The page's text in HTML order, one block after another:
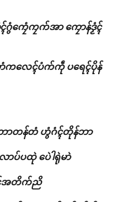
ဂွံကၠေံကၠက်အာ ကၠောန်ဒၟံၚ်
ာံကလေၚ်ပံက်ကဵု ပရေၚ်ပိုန်
တန်တံ ဟွံဂံၚ်တိုန်ဘာ
ပ်ပထုဲ ပေဲါရုဲမာဲ
အတိက်ညိ